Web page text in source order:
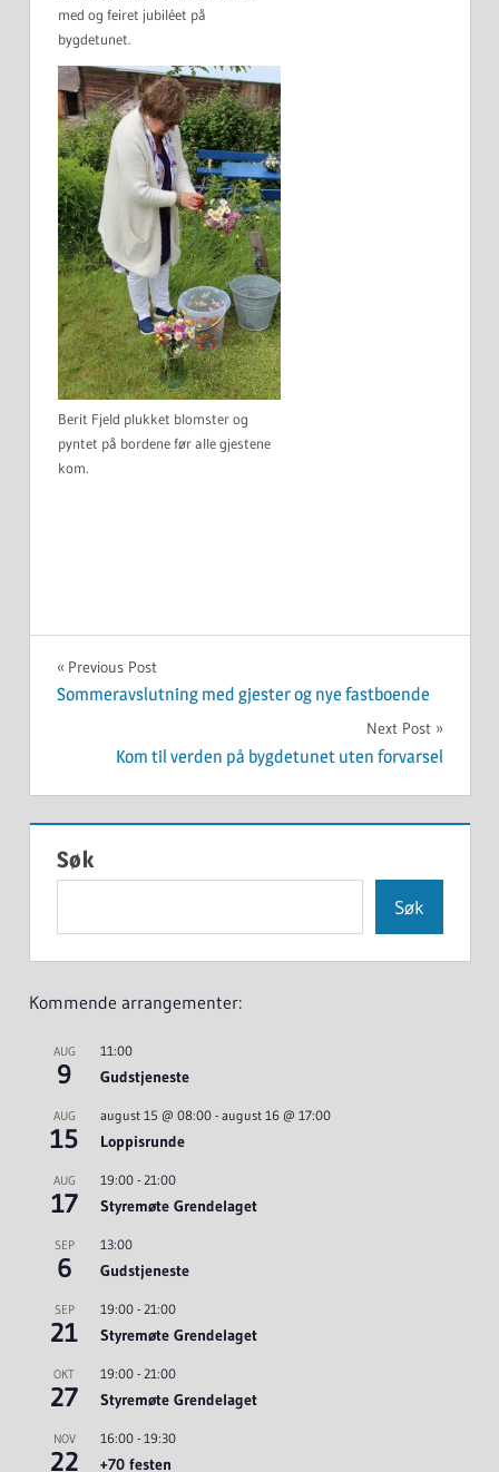
med og feiret jubiléet på
bygdetunet.
Berit Fjeld plukket blomster og
pyntet på bordene før alle gjestene
kom.
UKATEGORISERT
Innleggsnavigasjon
Previous Post
Sommeravslutning med gjester og nye fastboende
Next Post
Kom til verden på bygdetunet uten forvarsel
Søk
Søk
Kommende arrangementer:
AUG
9
11:00
Gudstjeneste
AUG
15
august 15 @ 08:00- august 16 @ 17:00
Loppisrunde
AUG
17
19:00- 21:00
Styremøte Grendelaget
SEP
6
13:00
Gudstjeneste
SEP
21
19:00- 21:00
Styremøte Grendelaget
OKT
27
19:00- 21:00
Styremøte Grendelaget
NOV
22
16:00- 19:30
+70 festen